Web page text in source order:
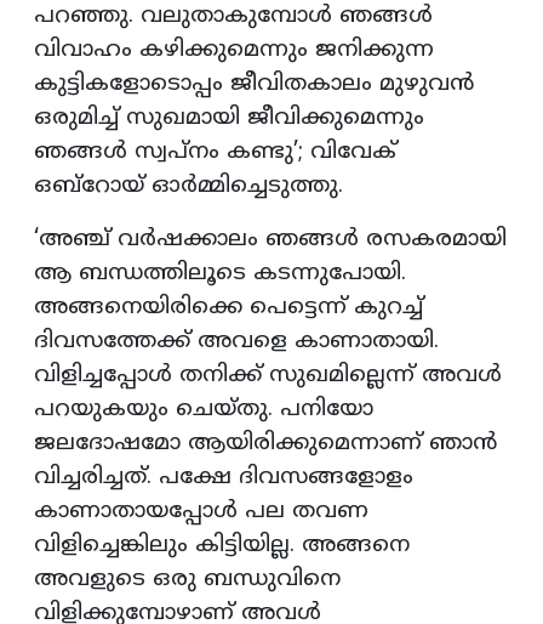
പറഞ്ഞു. വലുതാകുമ്പോള്‍ ഞങ്ങള്‍
വിവാഹം കഴിക്കുമെന്നും ജനിക്കുന്ന
കുട്ടികളോടൊപ്പം ജീവിതകാലം മുഴുവന്‍
ഒരുമിച്ച് സുഖമായി ജീവിക്കുമെന്നും
ഞങ്ങള്‍ സ്വപ്‌നം കണ്ടു’; വിവേക്
ഒബ്റോയ് ഓർമ്മിച്ചെടുത്തു.
‘അഞ്ച് വര്‍ഷക്കാലം ഞങ്ങള്‍ രസകരമായി
ആ ബന്ധത്തിലൂടെ കടന്നുപോയി.
അങ്ങനെയിരിക്കെ പെട്ടെന്ന് കുറച്ച്
ദിവസത്തേക്ക് അവളെ കാണാതായി.
വിളിച്ചപ്പോള്‍ തനിക്ക് സുഖമില്ലെന്ന് അവള്‍
പറയുകയും ചെയ്തു. പനിയോ
ജലദോഷമോ ആയിരിക്കുമെന്നാണ് ഞാന്‍
വിച്ചരിച്ചത്. പക്ഷേ ദിവസങ്ങളോളം
കാണാതായപ്പോള്‍ പല തവണ
വിളിച്ചെങ്കിലും കിട്ടിയില്ല. അങ്ങനെ
അവളുടെ ഒരു ബന്ധുവിനെ
വിളിക്കുമ്പോഴാണ് അവള്‍